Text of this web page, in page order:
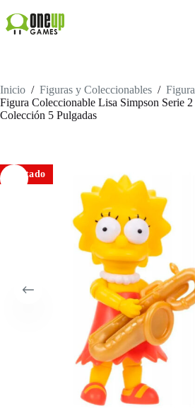
al
contenido
Inicio / Figuras y Coleccionables /
Figura Coleccionable Lisa Simpson Serie
Colección 5 Pulgadas
Agotado